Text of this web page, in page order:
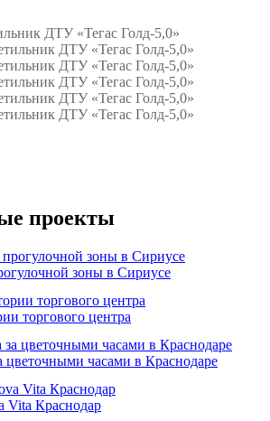
ДТУ «Тегас Голд-5,0»
проекты
зоны в Сириусе
торгового центра
цветочными часами в Краснодаре
Краснодар